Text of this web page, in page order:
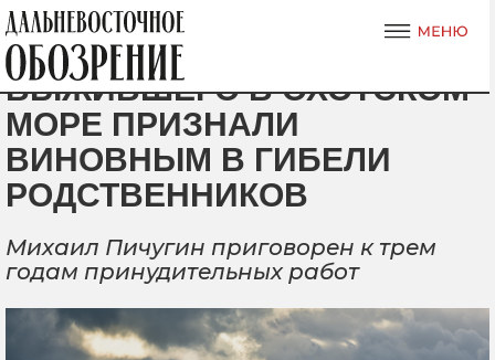
ВЫЖИВШЕГО В ОХОТСКОМ
МОРЕ ПРИЗНАЛИ
ВИНОВНЫМ В ГИБЕЛИ
РОДСТВЕННИКОВ
Михаил Пичугин приговорен к трем
годам принудительных работ